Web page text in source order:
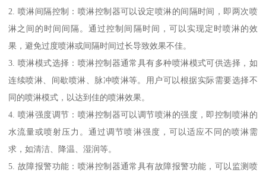
2. 喷淋间隔控制：喷淋控制器可以设定喷淋的间隔时间，即两次喷
淋之间的时间间隔。通过控制间隔时间，可以实现定时喷淋的效
果，避免过度喷淋或间隔时间过长导致效果不佳。
3. 喷淋模式选择：喷淋控制器通常具有多种喷淋模式可供选择，如
连续喷淋、间歇喷淋、脉冲喷淋等。用户可以根据实际需要选择不
同的喷淋模式，以达到佳的喷淋效果。
4. 喷淋强度调节：喷淋控制器可以调节喷淋的强度，即控制喷淋的
水流量或喷射压力。通过调节喷淋强度，可以适应不同的喷淋需
求，如清洁、降温、湿润等。
5. 故障报警功能：喷淋控制器通常具有故障报警功能，可以监测喷